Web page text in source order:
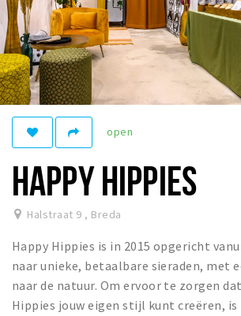
Drinken
Slapen
Recreatief
Winkels
Winkelgebieden
Bezienswaardigheden
Musea, theaters & podia
Uitjes & activiteiten
Toeristische routes
Natuurgebieden
open
HAPPY HIPPIES
Halstraat 9 , Breda
Happy Hippies is in 2015 opgericht
naar unieke, betaalbare sieraden, met
naar de natuur. Om ervoor te zorgen
Hippies jouw eigen stijl kunt creëren,